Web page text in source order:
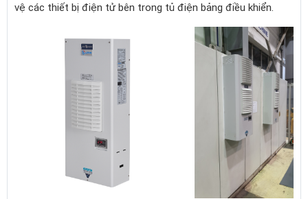
vệ các thiết bị điện tử bên trong tủ điện bảng điều khiển.